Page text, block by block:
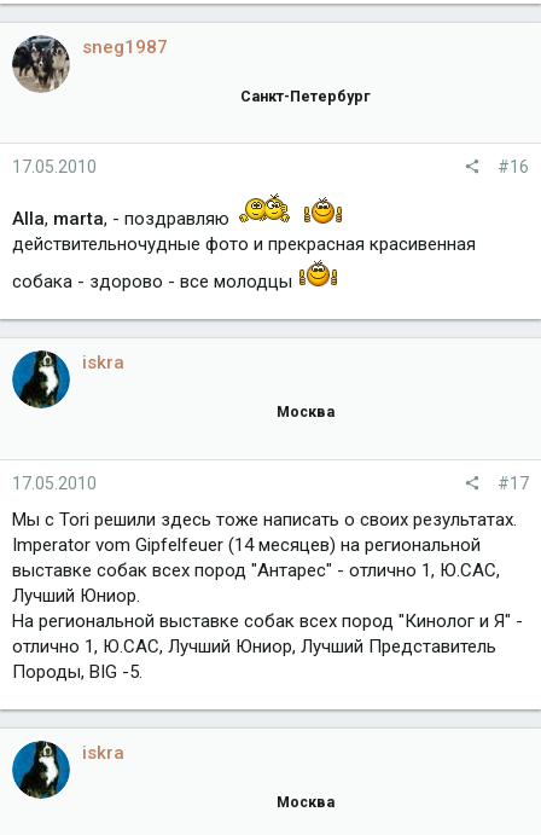
sneg1987
Санкт-Петербург
17.05.2010 #16
Alla, marta, - поздравляю
действительночудные фото и прекрасная красивенная
собака - здорово - все молодцы
iskra
Москва
17.05.2010 #17
Мы с Tori решили здесь тоже написать о своих результатах.
Imperator vom Gipfelfeuer (14 месяцев) на региональной
выставке собак всех пород "Антарес" - отлично 1, Ю.САС,
Лучший Юниор.
На региональной выставке собак всех пород "Кинолог и Я" -
отлично 1, Ю.САС, Лучший Юниор, Лучший Представитель
Породы, BIG -5.
iskra
Москва